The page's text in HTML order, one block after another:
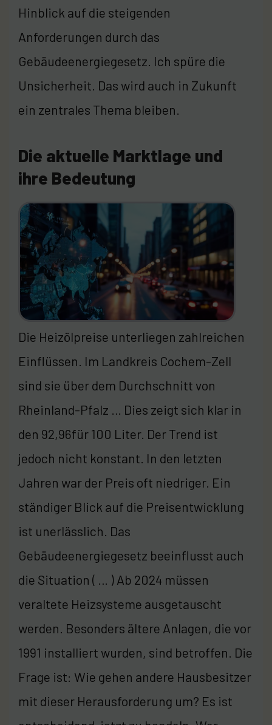
Hinblick auf die steigenden
Anforderungen durch das
Gebäudeenergiegesetz. Ich spüre die
Unsicherheit. Das wird auch in Zukunft
ein zentrales Thema bleiben.
Die aktuelle Marktlage und
ihre Bedeutung
Die Heizölpreise unterliegen zahlreichen
Einflüssen. Im Landkreis Cochem-Zell
sind sie über dem Durchschnitt von
Rheinland-Pfalz … Dies zeigt sich klar in
den 92,96für 100 Liter. Der Trend ist
jedoch nicht konstant. In den letzten
Jahren war der Preis oft niedriger. Ein
ständiger Blick auf die Preisentwicklung
ist unerlässlich. Das
Gebäudeenergiegesetz beeinflusst auch
die Situation ( … ) Ab 2024 müssen
veraltete Heizsysteme ausgetauscht
werden. Besonders ältere Anlagen, die vor
1991 installiert wurden, sind betroffen. Die
Frage ist: Wie gehen andere Hausbesitzer
mit dieser Herausforderung um? Es ist